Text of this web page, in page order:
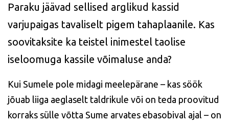
Paraku jäävad sellised arglikud kassid
varjupaigas tavaliselt pigem tahaplaanile. Kas
soovitaksite ka teistel inimestel taolise
iseloomuga kassile võimaluse anda?
Kui Sumele pole midagi meelepärane – kas söök
jõuab liiga aeglaselt taldrikule või on teda proovitud
korraks sülle võtta Sume arvates ebasobival ajal – on